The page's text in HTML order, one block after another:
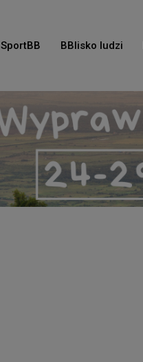
SportBB BBlisko ludzi